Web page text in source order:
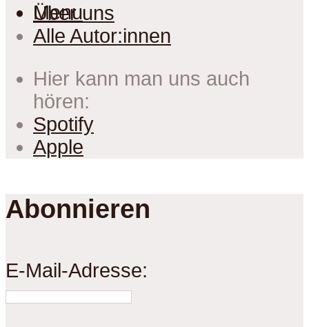
Menu
Über uns
Alle Autor:innen
Hier kann man uns auch
hören:
Spotify
Apple
Abonnieren
E-Mail-Adresse: